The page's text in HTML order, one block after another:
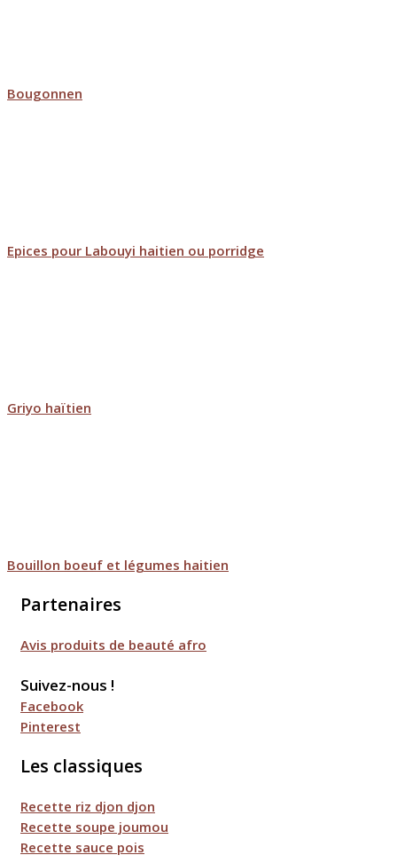
Bougonnen
Epices pour Labouyi haitien ou porridge
Griyo haïtien
Bouillon boeuf et légumes haitien
Partenaires
Avis produits de beauté afro
Suivez-nous !
Facebook
Pinterest
Les classiques
Recette riz djon djon
Recette soupe joumou
Recette sauce pois